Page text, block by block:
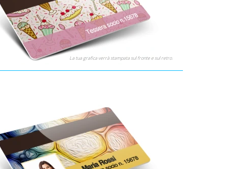
La tua grafica verrà stampata sul fronte e sul retro.